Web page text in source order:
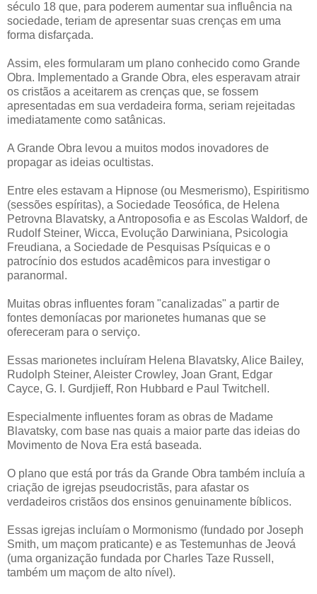
século 18 que, para poderem aumentar sua influência na
sociedade, teriam de apresentar suas crenças em uma
forma disfarçada.
Assim, eles formularam um plano conhecido como Grande
Obra. Implementado a Grande Obra, eles esperavam atrair
os cristãos a aceitarem as crenças que, se fossem
apresentadas em sua verdadeira forma, seriam rejeitadas
imediatamente como satânicas.
A Grande Obra levou a muitos modos inovadores de
propagar as ideias ocultistas.
Entre eles estavam a Hipnose (ou Mesmerismo), Espiritismo
(sessões espíritas), a Sociedade Teosófica, de Helena
Petrovna Blavatsky, a Antroposofia e as Escolas Waldorf, de
Rudolf Steiner, Wicca, Evolução Darwiniana, Psicologia
Freudiana, a Sociedade de Pesquisas Psíquicas e o
patrocínio dos estudos acadêmicos para investigar o
paranormal.
Muitas obras influentes foram "canalizadas" a partir de
fontes demoníacas por marionetes humanas que se
ofereceram para o serviço.
Essas marionetes incluíram Helena Blavatsky, Alice Bailey,
Rudolph Steiner, Aleister Crowley, Joan Grant, Edgar
Cayce, G. I. Gurdjieff, Ron Hubbard e Paul Twitchell.
Especialmente influentes foram as obras de Madame
Blavatsky, com base nas quais a maior parte das ideias do
Movimento de Nova Era está baseada.
O plano que está por trás da Grande Obra também incluía a
criação de igrejas pseudocristãs, para afastar os
verdadeiros cristãos dos ensinos genuinamente bíblicos.
Essas igrejas incluíam o Mormonismo (fundado por Joseph
Smith, um maçom praticante) e as Testemunhas de Jeová
(uma organização fundada por Charles Taze Russell,
também um maçom de alto nível).